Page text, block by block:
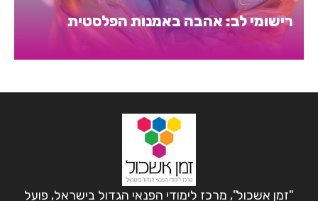
רישומי לב: אהבה באמנות הפלסטית
"זמן אשכול", מרכז לימודי הפנאי הגדול בישראל, פועל